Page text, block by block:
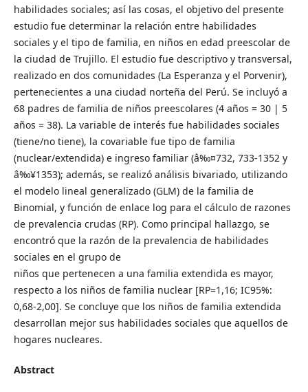
habilidades sociales; así las cosas, el objetivo del presente
estudio fue determinar la relación entre habilidades
sociales y el tipo de familia, en niños en edad preescolar de
la ciudad de Trujillo. El estudio fue descriptivo y transversal,
realizado en dos comunidades (La Esperanza y el Porvenir),
pertenecientes a una ciudad norteña del Perú. Se incluyó a
68 padres de familia de niños preescolares (4 años = 30 | 5
años = 38). La variable de interés fue habilidades sociales
(tiene/no tiene), la covariable fue tipo de familia
(nuclear/extendida) e ingreso familiar (â‰¤732, 733-1352 y
â‰¥1353); además, se realizó análisis bivariado, utilizando
el modelo lineal generalizado (GLM) de la familia de
Binomial, y función de enlace log para el cálculo de razones
de prevalencia crudas (RP). Como principal hallazgo, se
encontró que la razón de la prevalencia de habilidades
sociales en el grupo de
niños que pertenecen a una familia extendida es mayor,
respecto a los niños de familia nuclear [RP=1,16; IC95%:
0,68-2,00]. Se concluye que los niños de familia extendida
desarrollan mejor sus habilidades sociales que aquellos de
hogares nucleares.
Abstract